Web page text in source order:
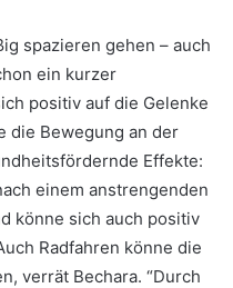
spazieren gehen – auch
ein kurzer
positiv auf die Gelenke
die Bewegung an der
Effekte:
einem anstrengenden
könne sich auch positiv
Radfahren könne die
verrät Bechara. “Durch